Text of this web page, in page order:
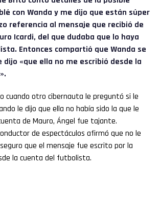
con Wanda y me dijo que están súper
referencia al mensaje que recibió de
Icardi, del que dudaba que lo haya
Entonces compartió que Wanda se
«que ella no me escribió desde la
cuando otro cibernauta le preguntó si le
le dijo que ella no había sido la que le
de Mauro, Ángel fue tajante.
de espectáculos afirmó que no le
que el mensaje fue escrito por la
la cuenta del futbolista.